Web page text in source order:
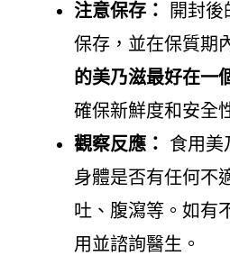
注意保存：
開封後
保存，並在保質期
的美乃滋最好在一
確保新鮮度和安全
觀察反應：
食用美
身體是否有任何不
吐、腹瀉等。如有
用並諮詢醫生。